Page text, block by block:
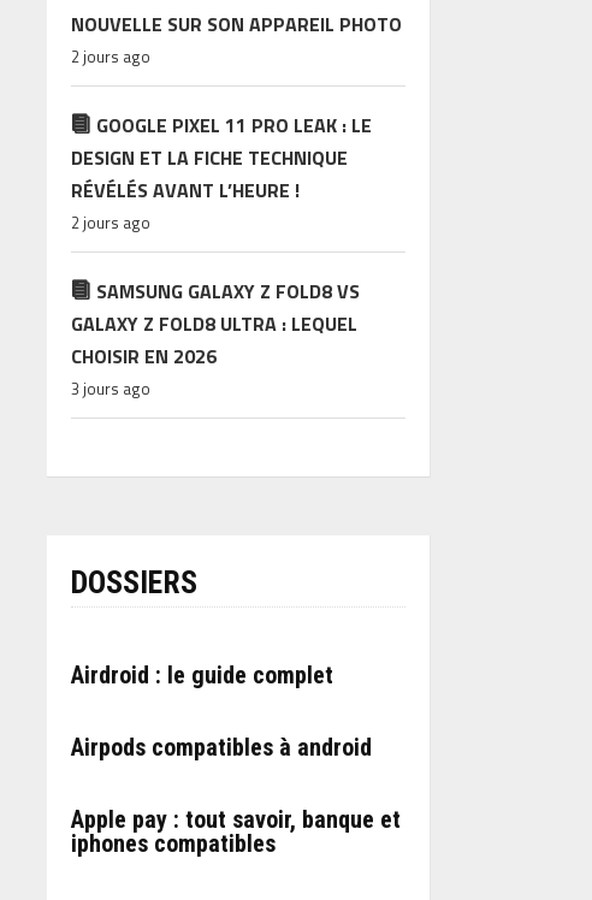
NOUVELLE SUR SON APPAREIL PHOTO
2 jours ago
GOOGLE PIXEL 11 PRO LEAK : LE
DESIGN ET LA FICHE TECHNIQUE
RÉVÉLÉS AVANT L’HEURE !
2 jours ago
SAMSUNG GALAXY Z FOLD8 VS
GALAXY Z FOLD8 ULTRA : LEQUEL
CHOISIR EN 2026
3 jours ago
DOSSIERS
Airdroid : le guide complet
Airpods compatibles à android
Apple pay : tout savoir, banque et
iphones compatibles